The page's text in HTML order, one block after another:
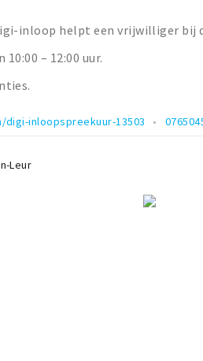
inloop helpt een vrijwilliger bij
– 12:00 uur.
digi-inloopspreekuur-13503
Leur